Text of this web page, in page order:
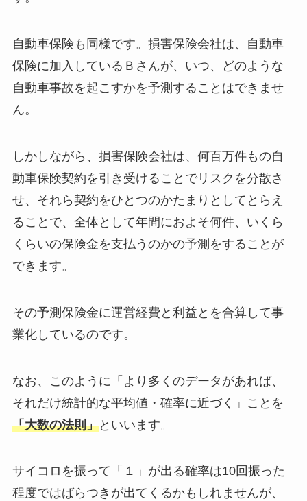
自動車保険も同様です。損害保険会社は、自動車
保険に加入しているＢさんが、いつ、どのような
自動車事故を起こすかを予測することはできませ
ん。
しかしながら、損害保険会社は、何百万件もの自
動車保険契約を引き受けることでリスクを分散さ
せ、それら契約をひとつのかたまりとしてとらえ
ることで、全体として年間におよそ何件、いくら
くらいの保険金を支払うのかの予測をすることが
できます。
その予測保険金に運営経費と利益とを合算して事
業化しているのです。
なお、このように「より多くのデータがあれば、
それだけ統計的な平均値・確率に近づく」ことを
「大数の法則」といいます。
サイコロを振って「１」が出る確率は10回振った
程度ではばらつきが出てくるかもしれませんが、